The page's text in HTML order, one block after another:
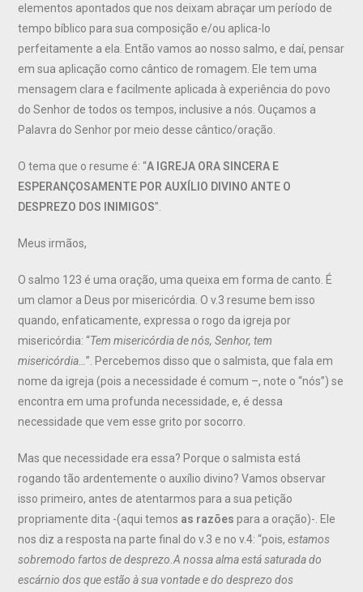
elementos apontados que nos deixam abraçar um período de
tempo bíblico para sua composição e/ou aplica-lo
perfeitamente a ela. Então vamos ao nosso salmo, e daí, pensar
em sua aplicação como cântico de romagem. Ele tem uma
mensagem clara e facilmente aplicada à experiência do povo
do Senhor de todos os tempos, inclusive a nós. Ouçamos a
Palavra do Senhor por meio desse cântico/oração.
O tema que o resume é: “A IGREJA ORA SINCERA E
ESPERANÇOSAMENTE POR AUXÍLIO DIVINO ANTE O
DESPREZO DOS INIMIGOS”.
Meus irmãos,
O salmo 123 é uma oração, uma queixa em forma de canto. É
um clamor a Deus por misericórdia. O v.3 resume bem isso
quando, enfaticamente, expressa o rogo da igreja por
misericórdia: “Tem misericórdia de nós, Senhor, tem
misericórdia…”. Percebemos disso que o salmista, que fala em
nome da igreja (pois a necessidade é comum –, note o “nós”) se
encontra em uma profunda necessidade, e, é dessa
necessidade que vem esse grito por socorro.
Mas que necessidade era essa? Porque o salmista está
rogando tão ardentemente o auxílio divino? Vamos observar
isso primeiro, antes de atentarmos para a sua petição
propriamente dita -(aqui temos as razões para a oração)-. Ele
nos diz a resposta na parte final do v.3 e no v.4: “pois,estamos
sobremodo fartos de desprezo.A nossa alma está saturada do
escárnio dos que estão à sua vontade e do desprezo dos